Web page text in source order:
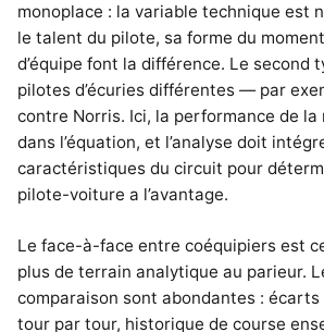
monoplace : la variable technique est
le talent du pilote, sa forme du
d’équipe font la différence. Le second
pilotes d’écuries différentes — par
contre Norris. Ici, la performance de la
dans l’équation, et l’analyse doit
caractéristiques du circuit pour
pilote-voiture a l’avantage.
Le face-à-face entre coéquipiers est
plus de terrain analytique au parieur.
comparaison sont abondantes :
tour par tour, historique de course